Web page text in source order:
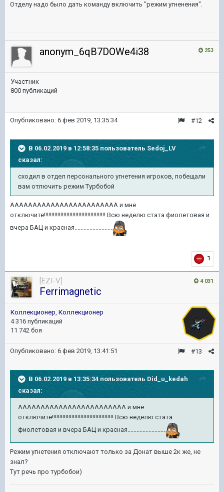
Отделу надо было дать команду включить "режим угненения".
253
anonym_6qB7DOWe4i38
Участник
800 публикаций
#12
Опубликовано: 6 фев 2019, 13:35:34
В 06.02.2019 в 12:58:35 пользователь Sedoj_LV
сказал:
сходил в отдел персонального угнетения игроков, побещали
вам отлючить режим Турбобой
АААААААААААААААААААААААА и мне
отключите!!!!!!!!!!!!!!!!!!!!!!!!!!!!!!!!!!!!!!!!! Всю неделю стата фиолетовая и
вчера БАЦ и красная.........................
1
4 031
[EZI-V]
Ferrimagnetic
Коллекционер, Коллекционер
4 316 публикаций
11 742 боя
#13
Опубликовано: 6 фев 2019, 13:41:51
В 06.02.2019 в 13:35:34 пользователь Did_u_kedah
сказал:
АААААААААААААААААААААААА и мне
отключите!!!!!!!!!!!!!!!!!!!!!!!!!!!!!!!!!!!!!!!!! Всю неделю стата
фиолетовая и вчера БАЦ и красная.........................
Режим угнетения отключают только за Донат выше 2к же, не
знал?
Тут речь про турбобои)